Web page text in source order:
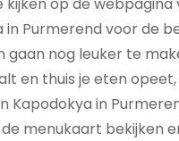
kijken op de webpagina
in Purmerend voor de
gaan nog leuker te
en thuis je eten opeet,
Kapodokya in
de menukaart bekijken